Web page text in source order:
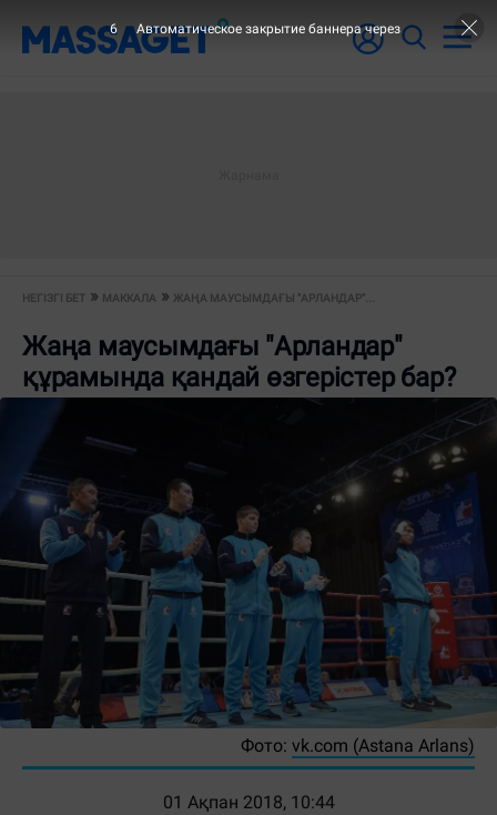
НЕГІЗГІ БЕТ МАККАЛА ЖАҢА МАУСЫМДАҒЫ "АРЛАНДАР"...
Жаңа маусымдағы "Арландар"
құрамында қандай өзгерістер бар?
Фото: vk.com (Astana Arlans)
01 Ақпан 2018, 10:44
5 Автоматическое закрытие баннера через